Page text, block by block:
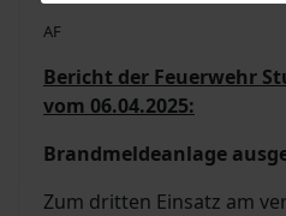
AF
Bericht der Feuerwehr
vom 06.04.2025:
Brandmeldeanlage
Zum dritten Einsatz am